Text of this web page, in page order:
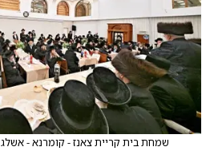
שמחת בית קריית צאנז - קומרנא - אשלג